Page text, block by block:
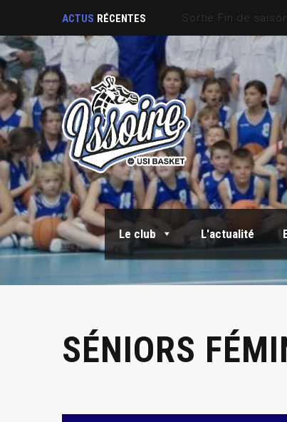
ACTUS RÉCENTES Sortie Fin de saison
Le club L'actualité
SÉNIORS